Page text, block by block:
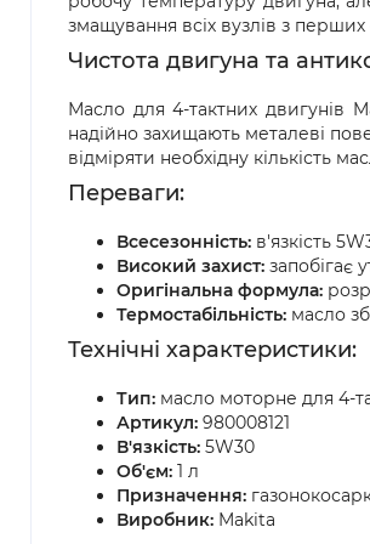
змащування всіх вузлів з
Чистота двигуна та
Масло для 4-тактних двигунів
надійно захищають металеві
відміряти необхідну кількість
Переваги:
Всесезонність: в'язкість
Високий захист: запобігає
Оригінальна формула:
Термостабільність: масло
Технічні характеристики:
Тип: масло моторне для 4-
Артикул: 980008121
В'язкість: 5W30
Об'єм: 1 л
Призначення:
Виробник: Makita